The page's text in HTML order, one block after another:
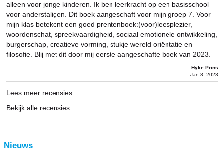
alleen voor jonge kinderen. Ik ben leerkracht op een basisschool
voor anderstaligen. Dit boek aangeschaft voor mijn groep 7. Voor
mijn klas betekent een goed prentenboek:(voor)leesplezier,
woordenschat, spreekvaardigheid, sociaal emotionele ontwikkeling,
burgerschap, creatieve vorming, stukje wereld oriëntatie en
filosofie. Blij met dit door mij eerste aangeschafte boek van 2023.
Hyke Prins
Jan 8, 2023
Lees meer recensies
Bekijk alle recensies
Nieuws